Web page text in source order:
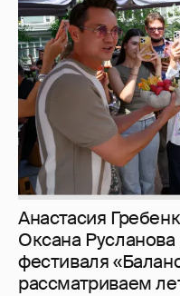
Анастасия
Оксана Русланова
фестиваля
рассматриваем